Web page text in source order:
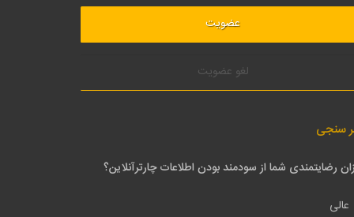
لغو عضویت
سنجی
رضایتمندی شما از سودمند بودن اطلاعات چارترآنلاین؟
عالی